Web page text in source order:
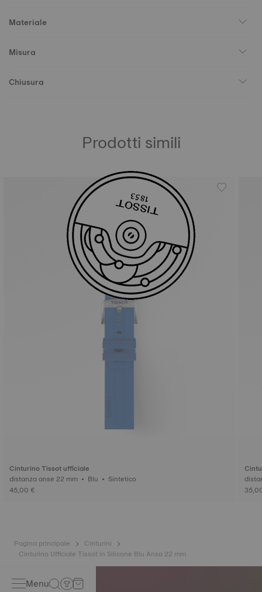
Materiale
Misura
Chiusura
Prodotti simili
Cinturino Tissot ufficiale
distanza anse 22 mm • Blu • Sintetico
45,00 €
Pagina principale
Cinturini
Cinturino Ufficiale Tissot in Silicone Blu Ansa 22 mm
Menu